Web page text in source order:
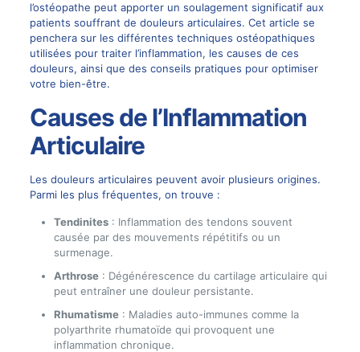
l’ostéopathe peut apporter un soulagement significatif aux
patients souffrant de douleurs articulaires. Cet article se
penchera sur les différentes techniques ostéopathiques
utilisées pour traiter l’inflammation, les causes de ces
douleurs, ainsi que des conseils pratiques pour optimiser
votre bien-être.
Causes de l’Inflammation
Articulaire
Les douleurs articulaires peuvent avoir plusieurs origines.
Parmi les plus fréquentes, on trouve :
Tendinites: Inflammation des tendons souvent
causée par des mouvements répétitifs ou un
surmenage.
Arthrose: Dégénérescence du cartilage articulaire qui
peut entraîner une douleur persistante.
Rhumatisme: Maladies auto-immunes comme la
polyarthrite rhumatoïde qui provoquent une
inflammation chronique.